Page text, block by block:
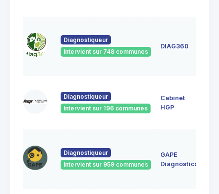
Diagnostiqueur
Intervient sur 748 communes
DIAG360
Diagnostiqueur
Intervient sur 196 communes
Cabinet
HGP
Diagnostiqueur
Intervient sur 959 communes
GAPE
Diagnostics